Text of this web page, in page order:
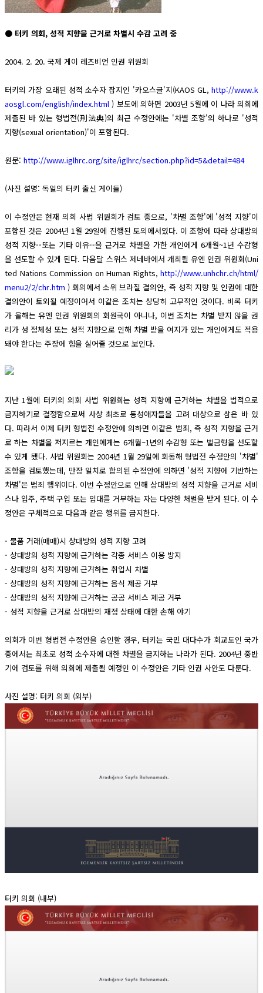
● 터키 의회, 성적 지향을 근거로 차별시 수감 고려 중
2004. 2. 20. 국제 게이 레즈비언 인권 위원회
터키의 가장 오래된 성적 소수자 잡지인 '카오스글'지(KAOS GL, http://www.k
aosgl.com/english/index.html ) 보도에 의하면 2003년 5월에 이 나라 의회에
제출된 바 있는 형법전(刑法典)의 최근 수정안에는 '차별 조항'의 하나로 '성적
지향(sexual orientation)'이 포함된다.
원문: http://www.iglhrc.org/site/iglhrc/section.php?id=5&detail=484
(사진 설명: 독일의 터키 출신 게이들)
이 수정안은 현재 의회 사법 위원회가 검토 중으로, '차별 조항'에 '성적 지향'이
포함된 것은 2004년 1월 29일에 진행된 토의에서였다. 이 조항에 따라 상대방의
성적 지향--또는 기타 이유--을 근거로 차별을 가한 개인에게 6개월~1년 수감형
을 선도할 수 있게 된다. 다음달 스위스 제네바에서 개최될 유엔 인권 위원회(Uni
ted Nations Commission on Human Rights, http://www.unhchr.ch/html/
menu2/2/chr.htm ) 회의에서 소위 브라질 결의안, 즉 성적 지향 및 인권에 대한
결의안이 토외될 예정이어서 이같은 조치는 상당히 고무적인 것이다. 비록 터키
가 올해는 유엔 인권 위원회의 회원국이 아니나, 이번 조치는 차별 받지 않을 권
리가 성 정체성 또는 성적 지향으로 인해 차별 받을 여지가 있는 개인에게도 적용
돼야 한다는 주장에 힘을 실어줄 것으로 보인다.
지난 1월에 터키의 의회 사법 위원회는 성적 지향에 근거하는 차별을 법적으로
금지하기로 결정함으로써 사상 최초로 동성애자들을 고려 대상으로 삼은 바 있
다. 따라서 이제 터키 형법전 수정안에 의하면 이같은 범죄, 즉 성적 지향을 근거
로 하는 차별을 저지르는 개인에게는 6개월~1년의 수감형 또는 벌금형을 선도할
수 있게 됐다. 사법 위원회는 2004년 1월 29일에 회동해 형법전 수정안의 '차별'
조항을 검토했는데, 만장 일치로 합의된 수정안에 의하면 '성적 지향에 기반하는
차별'은 범죄 행위이다. 이번 수정안으로 인해 상대방의 성적 지향을 근거로 서비
스나 입주, 주택 구입 또는 임대를 거부하는 자는 다양한 처벌을 받게 된다. 이 수
정안은 구체적으로 다음과 같은 행위를 금지한다.
- 물품 거래(매매)시 상대방의 성적 지향 고려
- 상대방의 성적 지향에 근거하는 각종 서비스 이용 방지
- 상대방의 성적 지향에 근거하는 취업시 차별
- 상대방의 성적 지향에 근거하는 음식 제공 거부
- 상대방의 성적 지향에 근거하는 공공 서비스 제공 거부
- 성적 지향을 근거로 상대방의 재정 상태에 대한 손해 야기
의회가 이번 형법전 수정안을 승인할 경우, 터키는 국민 대다수가 회교도인 국가
중에서는 최초로 성적 소수자에 대한 차별을 금지하는 나라가 된다. 2004년 중반
기에 검토를 위해 의회에 제출될 예정인 이 수정안은 기타 인권 사안도 다룬다.
사진 설명: 터키 의회 (외부)
터키 의회 (내부)